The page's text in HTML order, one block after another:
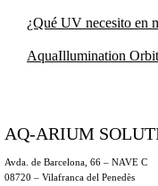
¿Qué UV necesito en
AquaIllumination
AQ-ARIUM
Avda. de Barcelona, 66 – NAVE C
08720 – Vilafranca del Penedès